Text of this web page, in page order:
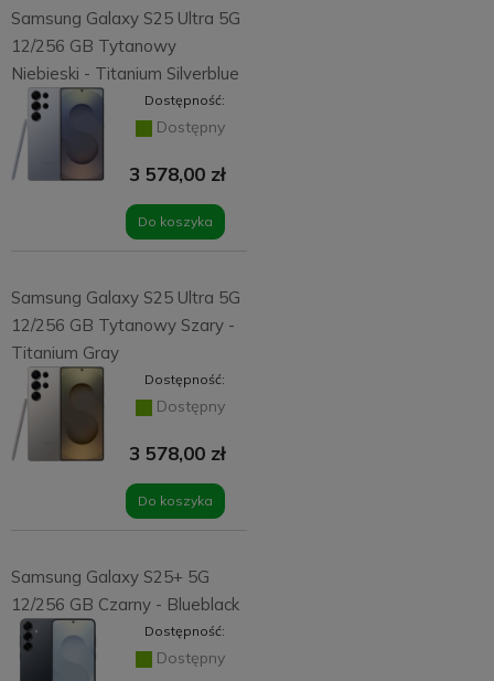
Samsung Galaxy S25 Ultra 5G
12/256 GB Tytanowy
Niebieski - Titanium Silverblue
Dostępność:
Dostępny
3 578,00 zł
Do koszyka
Samsung Galaxy S25 Ultra 5G
12/256 GB Tytanowy Szary -
Titanium Gray
Dostępność:
Dostępny
3 578,00 zł
Do koszyka
Samsung Galaxy S25+ 5G
12/256 GB Czarny - Blueblack
Dostępność:
Dostępny